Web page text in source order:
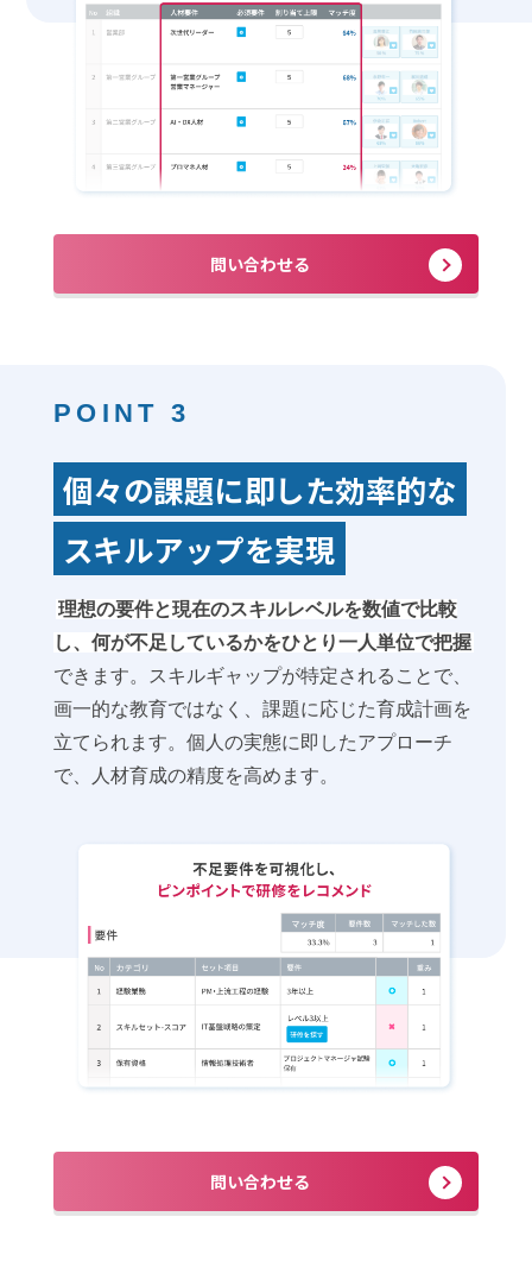
問い合わせる
POINT 3
個々の課題に即した効率的な
スキルアップを実現
理想の要件と現在のスキルレベルを数値で比較
し、何が不足しているかをひとり一人単位で把握
できます。スキルギャップが特定されることで、
画一的な教育ではなく、課題に応じた育成計画を
立てられます。個人の実態に即したアプローチ
で、人材育成の精度を高めます。
問い合わせる